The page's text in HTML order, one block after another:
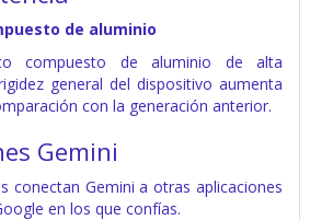
de aluminio
compuesto de aluminio de alta
general del dispositivo aumenta
con la generación anterior.
Gemini
conectan Gemini a otras aplicaciones
en los que confías.